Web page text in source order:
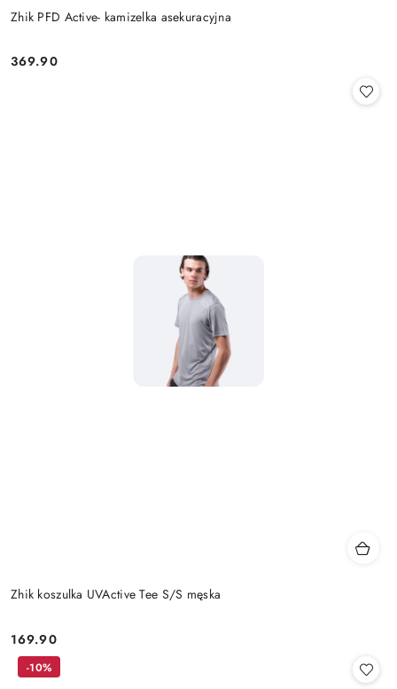
Zhik PFD Active- kamizelka asekuracyjna
Cena:
369.90
Zhik koszulka UVActive Tee S/S męska
Cena:
169.90
-10%